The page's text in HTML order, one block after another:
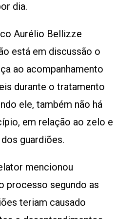
dia.
Aurélio Bellizze
está em discussão o
ao acompanhamento
durante o tratamento
ele, também não há
em relação ao zelo e
guardiões.
mencionou
processo segundo as
teriam causado